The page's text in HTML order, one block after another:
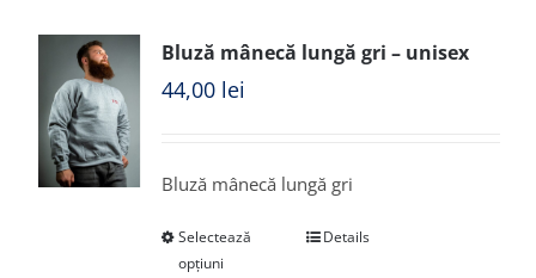
Bluză mânecă lungă gri – unisex
44,00 lei
Bluză mânecă lungă gri
Selectează
opțiuni
Details